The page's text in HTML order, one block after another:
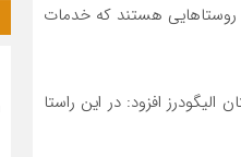
روستاهایی هستند که خدمات
افزود: در این راستا